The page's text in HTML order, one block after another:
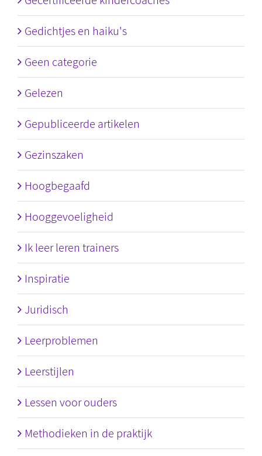
Gedichtjes en haiku's
Geen categorie
Gelezen
Gepubliceerde artikelen
Gezinszaken
Hoogbegaafd
Hooggevoeligheid
Ik leer leren trainers
Inspiratie
Juridisch
Leerproblemen
Leerstijlen
Lessen voor ouders
Methodieken in de praktijk